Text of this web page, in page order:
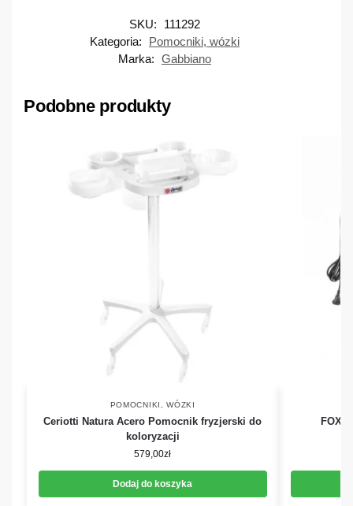
SKU:
111292
Kategoria:
Pomocniki, wózki
Marka: Gabbiano
Podobne produkty
POMOCNIKI, WÓZKI
Ceriotti Natura Acero Pomocnik fryzjerski do
koloryzacji
579,00zł
Dodaj do koszyka
FOX